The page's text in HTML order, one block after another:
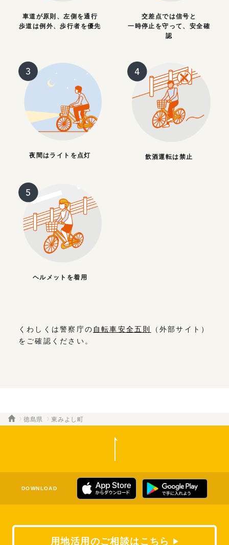
車道が原則、左側を通行
歩道は例外、歩行者を優先
交差点では信号と
一時停止を守って、安全確
認
夜間はライトを点灯 飲酒運転は禁止
ヘルメットを着用
くわしくは警察庁の 自転車安全五則
（外部サイト）
をご確認ください。
徳島県 東みよし町
用地活用のご相談はこちら
DOWNLOAD